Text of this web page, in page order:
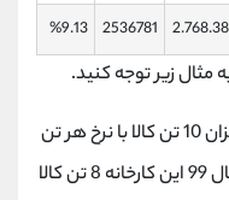
2536781
%9.13
زیر توجه کنید.
فرض کنید، کارخانه A در سال 98 به میزان 10 تن کالا با نرخ هر تن
1 میلیون تومان فروخته است. اما در سال 99 این کارخانه 8 تن کالا